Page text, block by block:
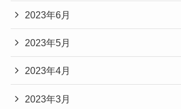
2023年6月
2023年5月
2023年4月
2023年3月